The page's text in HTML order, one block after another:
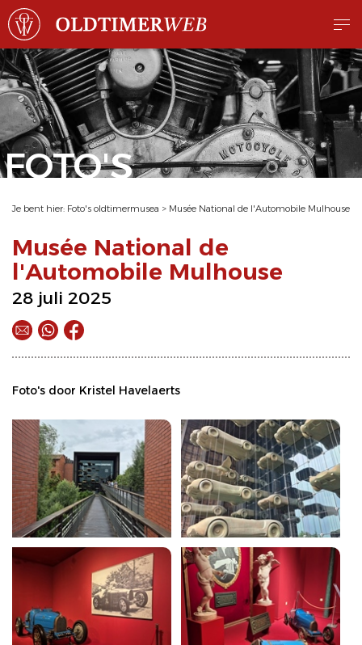
FOTO'S
Je bent hier: Foto's oldtimermusea > Musée National de l'Automobile Mulhouse
Musée National de
l'Automobile Mulhouse
28 juli 2025
Foto's door Kristel Havelaerts